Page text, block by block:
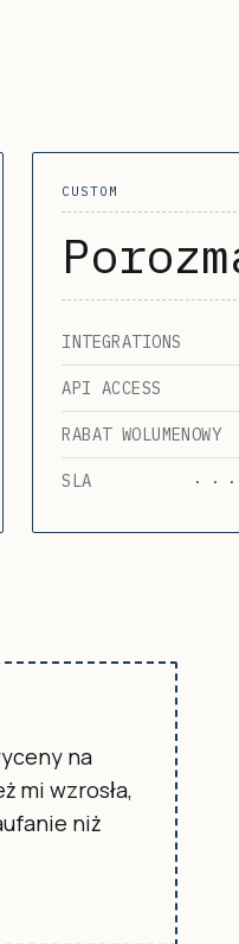
CUSTOM
INTEGRATIONS
API ACCESS
RABAT WOLUMENOWY
SLA · · ·
na
mi wzrosła,
niż